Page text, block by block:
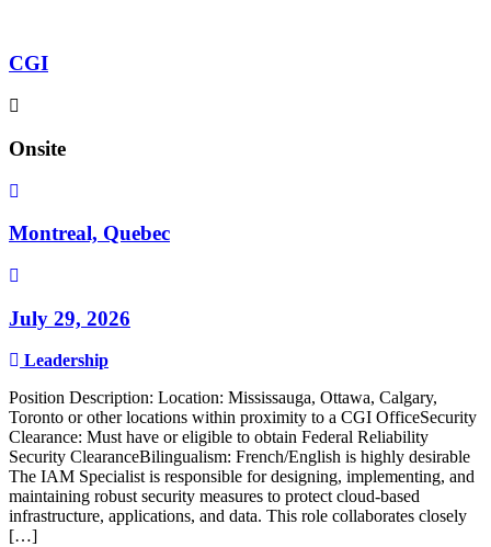
CGI
Onsite
Montreal, Quebec
July 29, 2026
Leadership
Position Description: Location: Mississauga, Ottawa, Calgary,
Toronto or other locations within proximity to a CGI OfficeSecurity
Clearance: Must have or eligible to obtain Federal Reliability
Security ClearanceBilingualism: French/English is highly desirable
The IAM Specialist is responsible for designing, implementing, and
maintaining robust security measures to protect cloud-based
infrastructure, applications, and data. This role collaborates closely
[…]